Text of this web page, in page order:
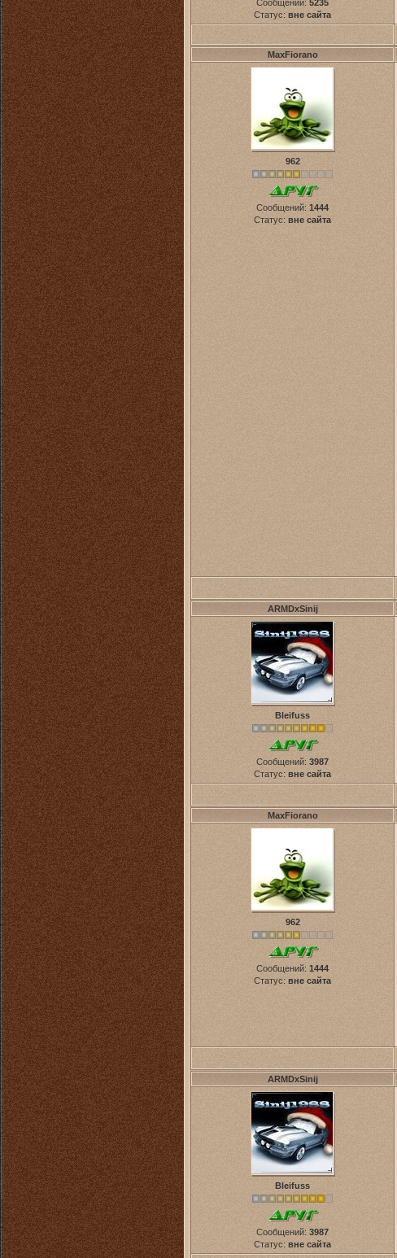
Сообщений: 5235
Статус: вне сайта
MaxFiorano
962
Сообщений: 1444
Статус: вне сайта
ARMDxSinij
Bleifuss
Сообщений: 3987
Статус: вне сайта
MaxFiorano
962
Сообщений: 1444
Статус: вне сайта
ARMDxSinij
Bleifuss
Сообщений: 3987
Статус: вне сайта